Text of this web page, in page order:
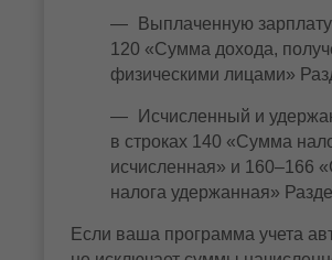
Выплаченную
120 «Сумма дохода,
физическими лицами»
Исчисленный и
в строках 140 «Сумма
исчисленная» и 160–166
налога удержанная»
Если ваша программа учета